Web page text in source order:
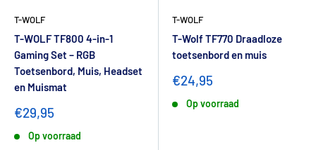
T-WOLF
T-WOLF TF800 4-in-1
Gaming Set – RGB
Toetsenbord, Muis, Headset
en Muismat
€29,95
Op voorraad
T-WOLF
T-Wolf TF770 Draadloze
toetsenbord en muis
€24,95
Op voorraad